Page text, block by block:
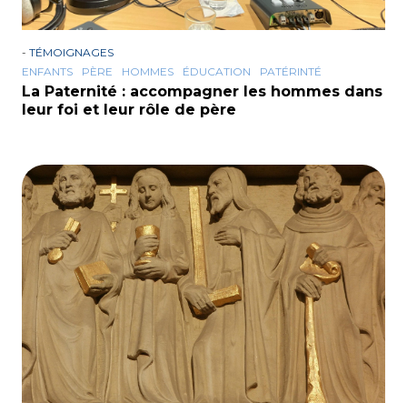
- TÉMOIGNAGES
ENFANTS
PÈRE HOMMES ÉDUCATION PATÉRINTÉ
La Paternité : accompagner les hommes dans
leur foi et leur rôle de père